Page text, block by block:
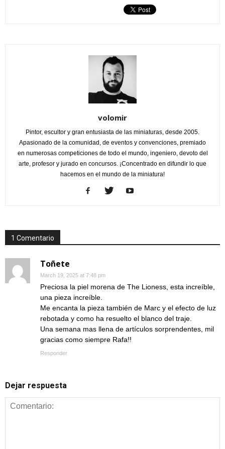
volomir
Pintor, escultor y gran entusiasta de las miniaturas, desde 2005.
Apasionado de la comunidad, de eventos y convenciones, premiado
en numerosas competiciones de todo el mundo, ingeniero, devoto del
arte, profesor y jurado en concursos. ¡Concentrado en difundir lo que
hacemos en el mundo de la miniatura!
1 Comentario
Toñete
March 19, 2025 at 7:48 pm
Preciosa la piel morena de The Lioness, esta increíble,
una pieza increíble.
Me encanta la pieza también de Marc y el efecto de luz
rebotada y como ha resuelto el blanco del traje.
Una semana mas llena de artículos sorprendentes, mil
gracias como siempre Rafa!!
Responder
Dejar respuesta